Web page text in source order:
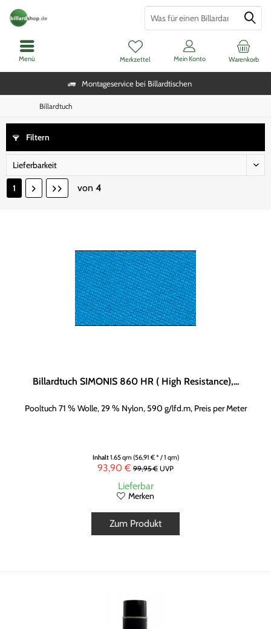
Montageservice bei Billardtischen
Warenkorb
Merkzettel Mein Konto
Menü
Billardtuch
Filtern
1 von 4
Billardtuch SIMONIS 860 HR ( High Resistance),...
Pooltuch 71 % Wolle, 29 % Nylon, 590 g/lfd.m, Preis per Meter
Inhalt1.65 qm (56,91 € * / 1 qm)
93,90 € 99,95 € UVP
Lieferbar
Merken
Zum Produkt